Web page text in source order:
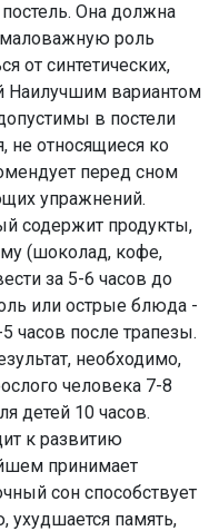
Она должна
роль
от синтетических,
Наилучшим вариантом
в постели
не относящиеся ко
перед сном
упражнений.
содержит продукты,
(шоколад, кофе,
за 5-6 часов до
или острые блюда -
часов после трапезы.
необходимо,
человека 7-8
детей 10 часов.
к развитию
принимает
сон способствует
память,